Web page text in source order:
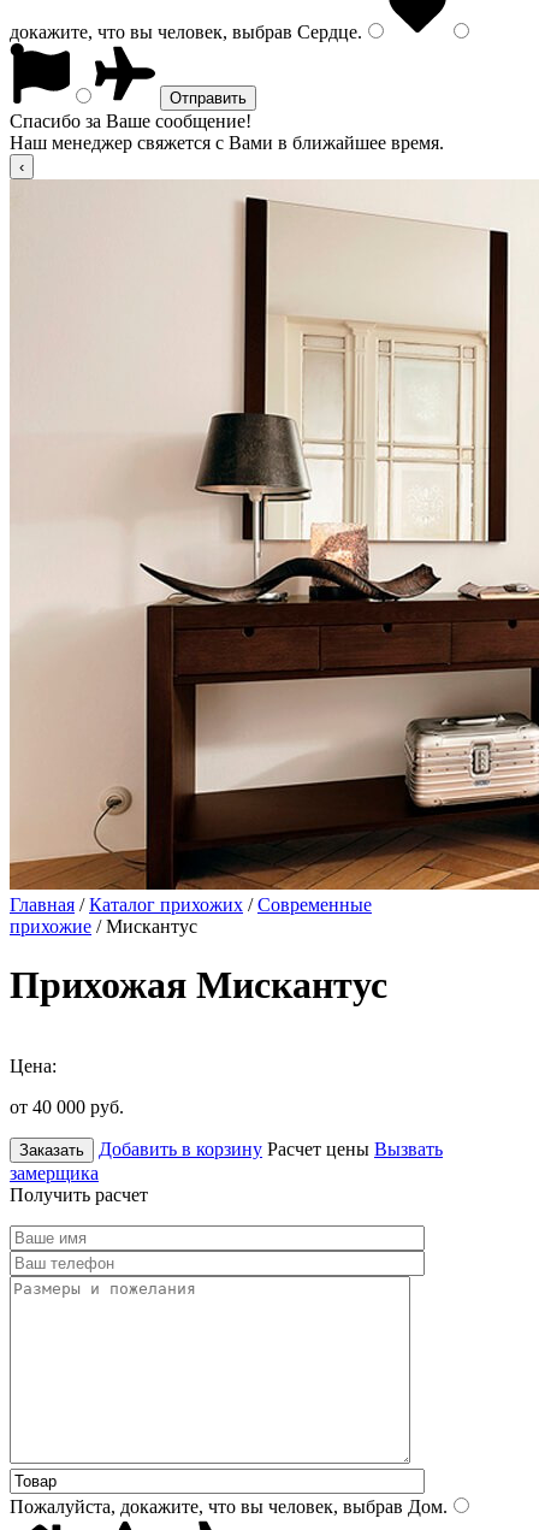
докажите, что вы человек, выбрав Сердце.
Спасибо за Ваше сообщение!
Наш менеджер свяжется с Вами в ближайшее время.
Главная /Каталог прихожих /Современные
прихожие / Мискантус
Прихожая Мискантус
Цена:
от 40 000 руб.
Заказать Добавить в корзину Расчет цены Вызвать
замерщика
Получить расчет
Пожалуйста, докажите, что вы человек, выбрав Дом.